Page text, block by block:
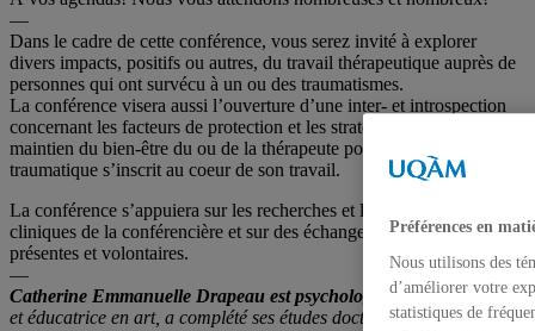
—
Dans le cadre de cette conférence, vous serez invité à explorer
divers impacts, positifs ou autres, du travail thérapeutique auprès de
personnes qui ont survécu à un ou des traumatismes.
La conférence visera aussi l’ouverture d’une inter- et introspection
concernant les facteurs de protection et les stratégies favorables au
maintien du bien-être du ou de la thérapeute pour qui le récit
traumatique s’inscrit au coeur de son travail.
La conférence s’appuiera sur les recherches et les expériences
cliniques de la conférencière et sur des échanges entre les personnes
présentes et volontaires.
—
Catherine Emmanuelle Drapeau est psychologue, art-thérapeute
et éducatrice en art, a complété ses études doctorales à l’UQÀM.
Préférences en
Nous utilisons des
d’améliorer votre
statistiques de